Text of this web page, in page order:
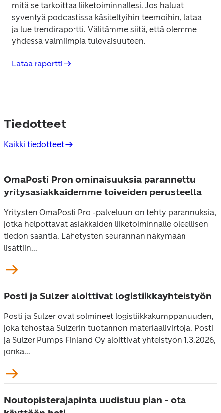
mitä se tarkoittaa liiketoiminnallesi. Jos haluat
syventyä podcastissa käsiteltyihin teemoihin, lataa
ja lue trendiraportti. Välitämme siitä, että olemme
yhdessä valmiimpia tulevaisuuteen.
Lataa raportti
Tiedotteet
Kaikki tiedotteet
OmaPosti Pron ominaisuuksia parannettu
yritysasiakkaidemme toiveiden perusteella
Yritysten OmaPosti Pro -palveluun on tehty parannuksia,
jotka helpottavat asiakkaiden liiketoiminnalle oleellisen
tiedon saantia. Lähetysten seurannan näkymään
lisättiin...
Posti ja Sulzer aloittivat logistiikkayhteistyön
Posti ja Sulzer ovat solmineet logistiikkakumppanuuden,
joka tehostaa Sulzerin tuotannon materiaalivirtoja. Posti
ja Sulzer Pumps Finland Oy aloittivat yhteistyön 1.3.2026,
jonka...
Noutopisterajapinta uudistuu pian - ota